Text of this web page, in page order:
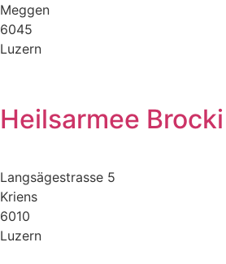
Meggen
6045
Luzern
Heilsarmee
Langsägestrasse 5
Kriens
6010
Luzern